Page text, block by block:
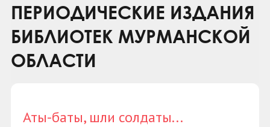
ПЕРИОДИЧЕСКИЕ ИЗДАНИЯ
БИБЛИОТЕК МУРМАНСКОЙ
ОБЛАСТИ
Аты-баты, шли солдаты...